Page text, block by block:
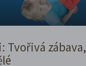
Tvořivá zábava,